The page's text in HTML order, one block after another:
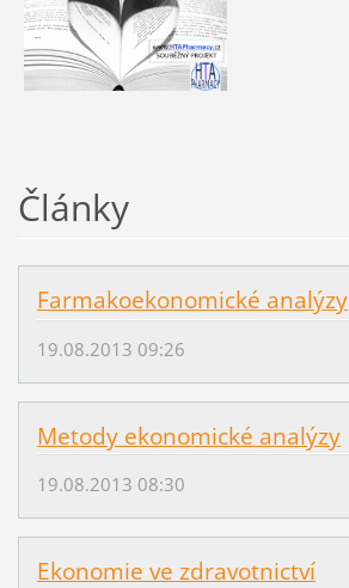
Články
Farmakoekonomické analýzy
19.08.2013 09:26
Metody ekonomické analýzy
19.08.2013 08:30
Ekonomie ve zdravotnictví